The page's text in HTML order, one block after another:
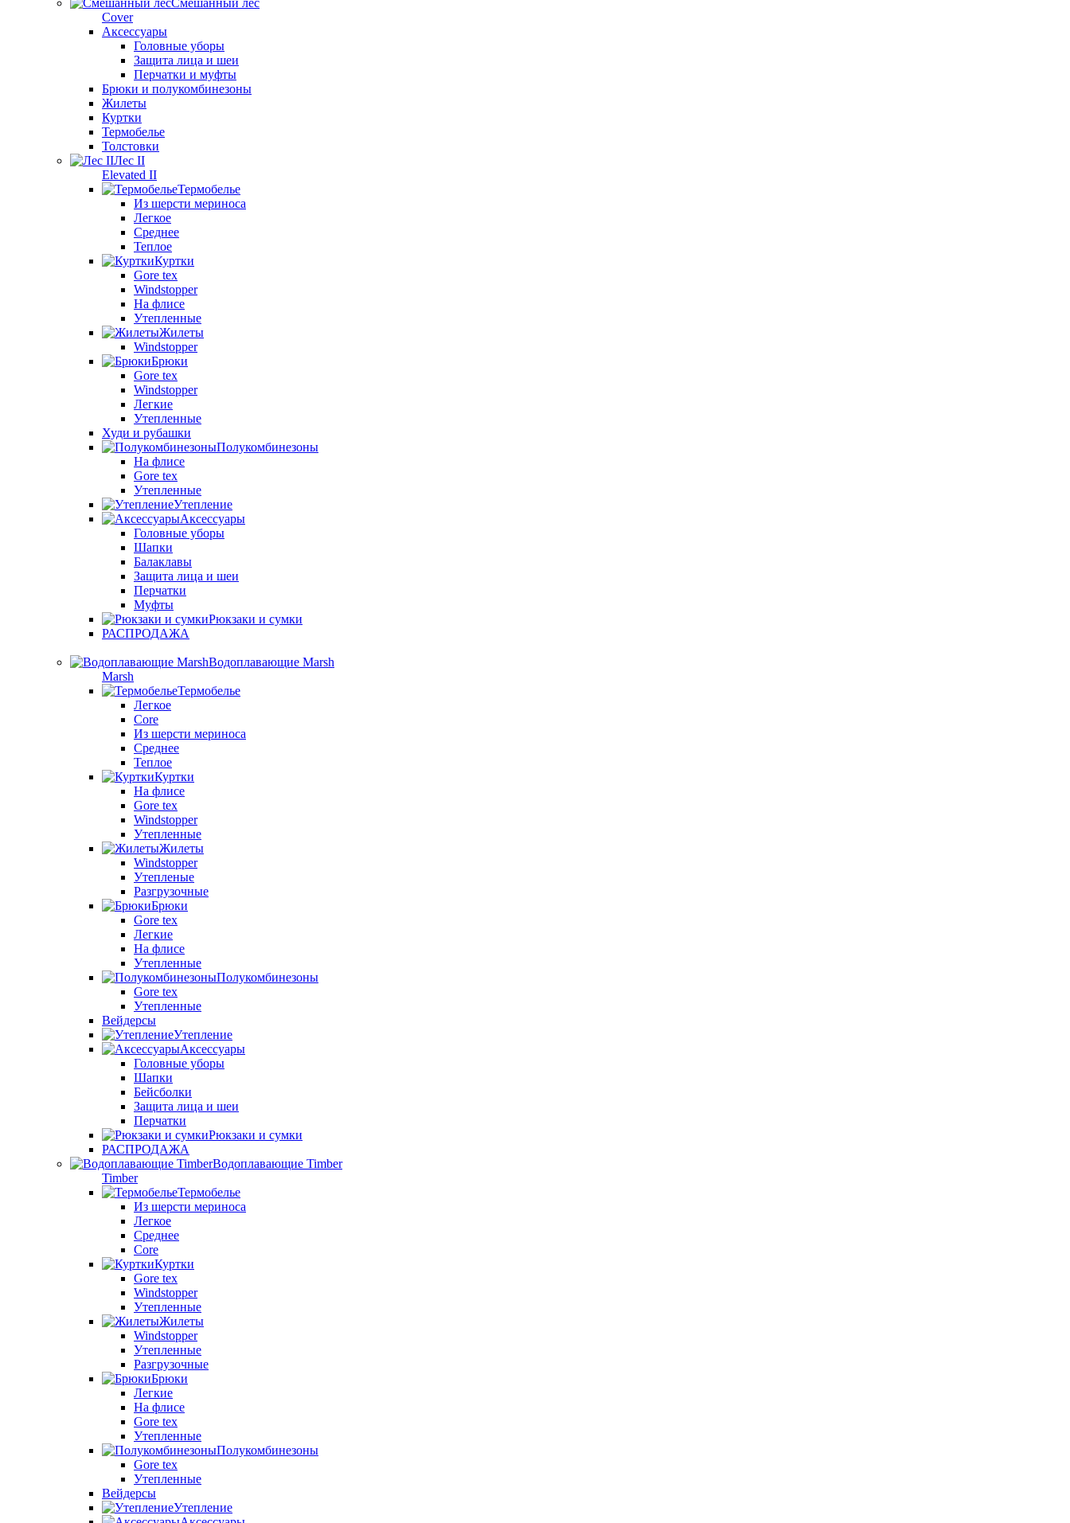
Смешанный лес
Cover
Аксессуары
Головные уборы
Защита лица и шеи
Перчатки и муфты
Брюки и полукомбинезоны
Жилеты
Куртки
Термобелье
Толстовки
Лес II
Elevated II
Термобелье
Из шерсти мериноса
Легкое
Среднее
Теплое
Куртки
Gore tex
Windstopper
На флисе
Утепленные
Жилеты
Windstopper
Брюки
Gore tex
Windstopper
Легкие
Утепленные
Худи и рубашки
Полукомбинезоны
На флисе
Gore tex
Утепленные
Утепление
Аксессуары
Головные уборы
Шапки
Балаклавы
Защита лица и шеи
Перчатки
Муфты
Рюкзаки и сумки
РАСПРОДАЖА
Водоплавающие Marsh
Marsh
Термобелье
Легкое
Core
Из шерсти мериноса
Среднее
Теплое
Куртки
На флисе
Gore tex
Windstopper
Утепленные
Жилеты
Windstopper
Утепленые
Разгрузочные
Брюки
Gore tex
Легкие
На флисе
Утепленные
Полукомбинезоны
Gore tex
Утепленные
Вейдерсы
Утепление
Аксессуары
Головные уборы
Шапки
Бейсболки
Защита лица и шеи
Перчатки
Рюкзаки и сумки
РАСПРОДАЖА
Водоплавающие Timber
Timber
Термобелье
Из шерсти мериноса
Легкое
Среднее
Core
Куртки
Gore tex
Windstopper
Утепленные
Жилеты
Windstopper
Утепленные
Разгрузочные
Брюки
Легкие
На флисе
Gore tex
Утепленные
Полукомбинезоны
Gore tex
Утепленные
Вейдерсы
Утепление